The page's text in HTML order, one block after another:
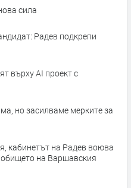
сила
Радев подкрепи
върху AI проект с
но засилваме мерките за
кабинетът на Радев воюва
на Варшавския